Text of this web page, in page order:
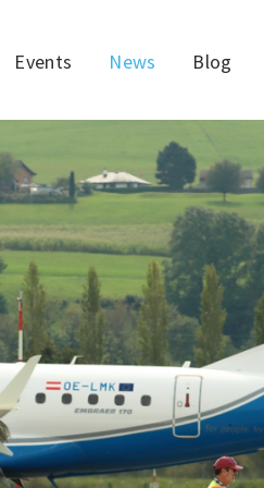
Events News Blog